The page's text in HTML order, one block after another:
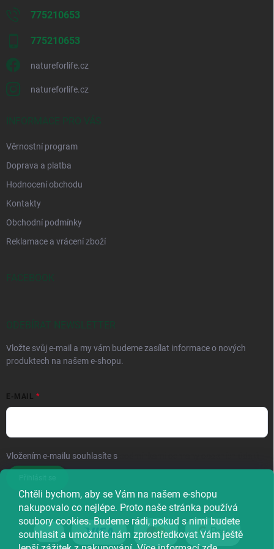
Chtěli bychom, aby se Vám na našem e-shopu
nakupovalo co nejlépe. Proto naše stránka používá
soubory cookies. Budeme rádi, pokud s nimi budete
souhlasit a umožníte nám zprostředkovat Vám ještě
775210653
775210653
natureforlife.cz
natureforlife.cz
INFORMACE PRO VÁS
Věrnostní program
Doprava a platba
Hodnocení obchodu
Kontakty
Obchodní podmínky
Reklamace a vrácení zboží
FACEBOOK
ODEBÍRAT NEWSLETTER
Vložte svůj e-mail a my vám budeme zasílat informace o nových
produktech na našem e-shopu.
E-MAIL
Vložením e-mailu souhlasíte s